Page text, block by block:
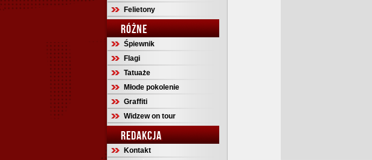
Felietony
RÓŻNE
Śpiewnik
Flagi
Tatuaże
Młode pokolenie
Graffiti
Widzew on tour
REDAKCJA
Kontakt